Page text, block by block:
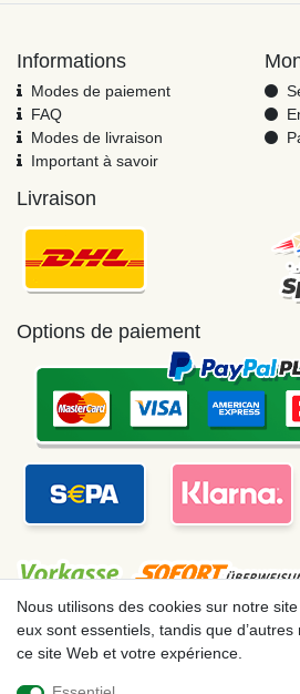
Informations
Modes de paiement
FAQ
Modes de livraison
Important à savoir
Livraison
Options de paiement
Mentions légales Déclaration
Nous utilisons des cookies sur notre
eux sont essentiels, tandis que
ce site Web et votre expérience.